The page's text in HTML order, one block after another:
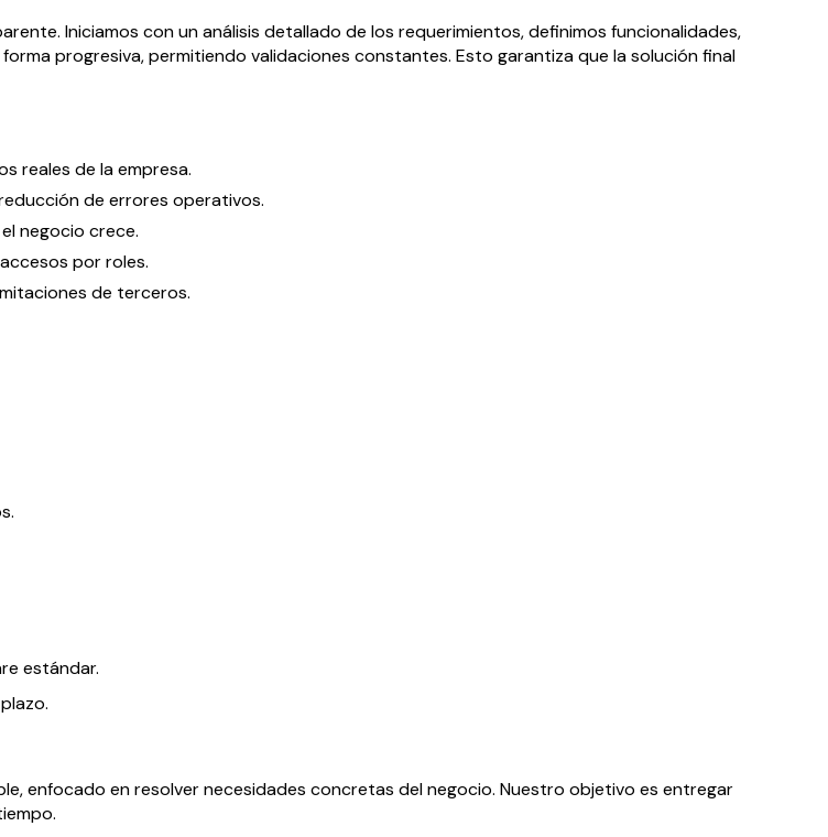
Iniciamos con un análisis detallado de los requerimientos, definimos funcionalidades,
progresiva, permitiendo validaciones constantes. Esto garantiza que la solución final
reales de la empresa.
de errores operativos.
negocio crece.
por roles.
de terceros.
estándar.
enfocado en resolver necesidades concretas del negocio. Nuestro objetivo es entregar